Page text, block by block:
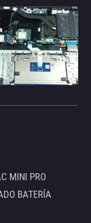
MINI PRO
BATERÍA